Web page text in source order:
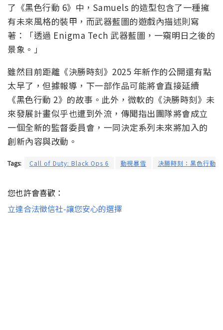
了《黑色行動 6》中，Samuels 的造型包含了一種擁
有未來風格的裝甲，而武器藍圖的遊戲內描述則寫
著：「透過 Enigma Tech 武器藍圖，一窺明日之後的
景象。」
雖然目前距離《決勝時刻》2025 年新作的公開還有點
太早了，但據報導，下一部作品可能將會直接延續
《黑色行動 2》的故事。此外，微軟的《決勝時刻》未
來發展計畫似乎也遭到外流，傳聞指出團隊將會成立
一個全新的監督委員會，一同決定系列未來將加入的
創新內容與改動。
Tags: Call of Duty: Black Ops 6 動視暴雪 決勝時刻：黑色行動6
您也許會喜歡：
立達合法徵信社-讓您安心的選擇